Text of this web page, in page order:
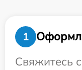
1
Свяжитесь